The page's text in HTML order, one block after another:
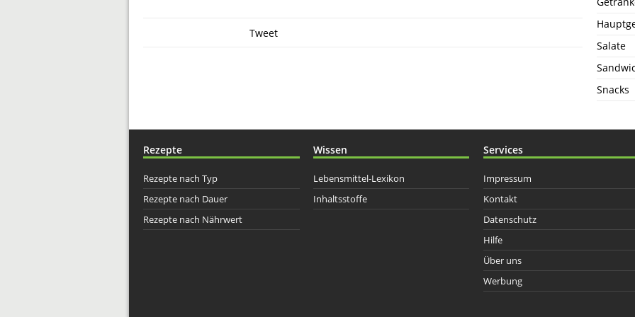
Tweet
Salate
Snacks
Rezepte
Rezepte nach Typ
Rezepte nach Dauer
Rezepte nach Nährwert
Wissen
Lebensmittel-Lexikon
Inhaltsstoffe
Services
Impressum
Kontakt
Datenschutz
Hilfe
Über uns
Werbung